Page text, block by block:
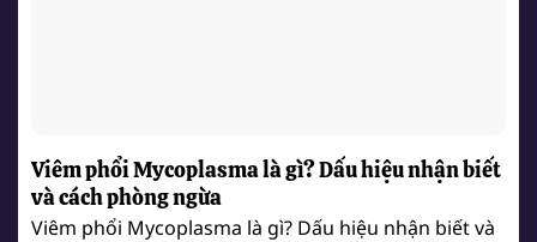
Viêm phổi Mycoplasma là gì? Dấu hiệu nhận biết
và cách phòng ngừa
Viêm phổi Mycoplasma là gì? Dấu hiệu nhận biết và